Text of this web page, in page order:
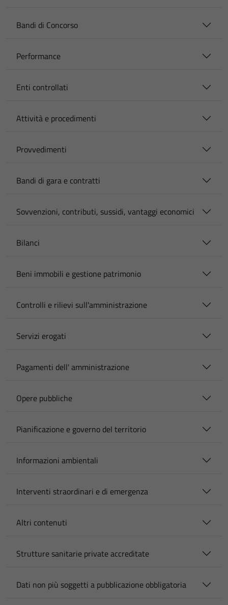
Bandi di Concorso
Performance
Enti controllati
Attività e procedimenti
Provvedimenti
Bandi di gara e contratti
Sovvenzioni, contributi, sussidi, vantaggi economici
Bilanci
Beni immobili e gestione patrimonio
Controlli e rilievi sull'amministrazione
Servizi erogati
Pagamenti dell' amministrazione
Opere pubbliche
Pianificazione e governo del territorio
Informazioni ambientali
Interventi straordinari e di emergenza
Altri contenuti
Strutture sanitarie private accreditate
Dati non più soggetti a pubblicazione obbligatoria